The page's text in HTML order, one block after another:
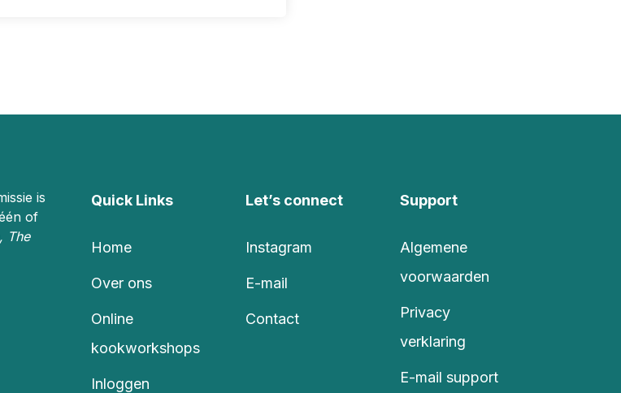
is
of
The
Quick Links
Home
Over ons
Online
kookworkshops
Inloggen
Let’s connect
Instagram
E-mail
Contact
Support
Algemene
voorwaarden
Privacy
verklaring
E-mail support